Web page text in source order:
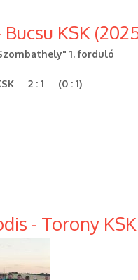
KSK
1. forduló
2 : 1 (0 : 1)
- Torony